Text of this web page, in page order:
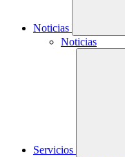
Noticias
Noticias
Servicios